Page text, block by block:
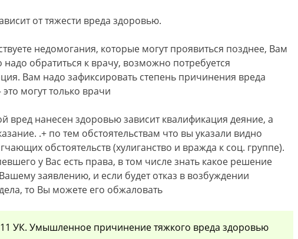
от тяжести вреда здоровью.
недомогания, которые могут проявиться позднее, Вам
надо обратиться к врачу, возможно потребуется
Вам надо зафиксировать степень причинения вреда
могут только врачи
вред нанесен здоровью зависит квалификация деяние, а
.+ по тем обстоятельствам что вы указали видно
обстоятельств (хулиганство и вражда к соц. группе).
у Вас есть права, в том числе знать какое решение
заявлению, и если будет отказ в возбуждении
то Вы можете его обжаловать
УК. Умышленное причинение тяжкого вреда здоровью